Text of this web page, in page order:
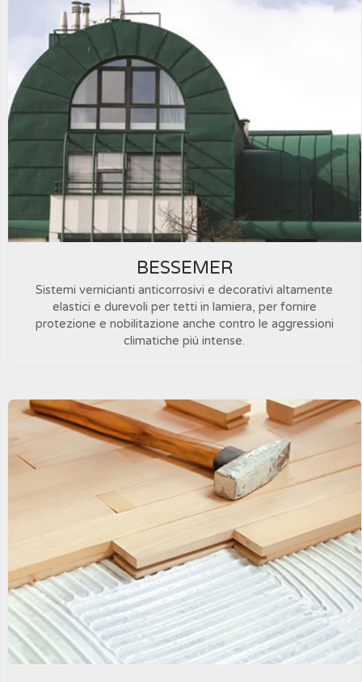
BESSEMER
Sistemi vernicianti anticorrosivi e decorativi altamente
elastici e durevoli per tetti in lamiera, per fornire
protezione e nobilitazione anche contro le aggressioni
climatiche più intense.